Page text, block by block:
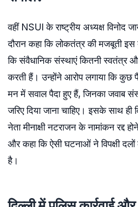
वहीं NSUI के राष्ट्रीय अध्यक्ष विनोद
दौरान कहा कि लोकतंत्र की मजबूती इस
कि संवैधानिक संस्थाएं कितनी स्वतंत्र
करती हैं। उन्होंने आरोप लगाया कि कुछ
मन में सवाल पैदा हुए हैं, जिनका जवाब
जरिए दिया जाना चाहिए। इसके साथ
नेता मीनाक्षी नटराजन के नामांकन रद्द
और कहा कि ऐसी घटनाओं ने विपक्षी दलों
है।